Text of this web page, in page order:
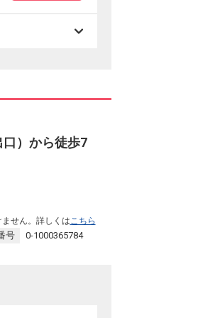
口）から徒歩7
せん。詳しくはこちら
号 0-1000365784